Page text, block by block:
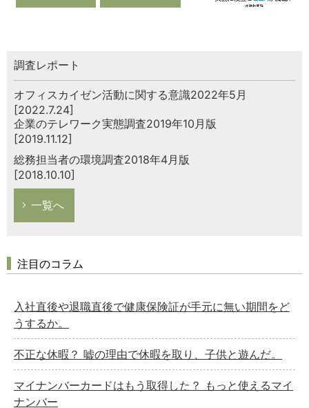
調査レポート
オフィスカイゼン活動に関する意識2022年5月
[2022.7.24]
企業のテレワーク実態調査2019年10月版
[2019.11.12]
総務担当者の環境調査2018年4月版
[2018.10.10]
一覧へ
注目のコラム
入社直後や退職直後で健康保険証が手元に無い期間をど
うするか。
不正な休暇？ 嘘の理由で休暇を取り、子供と遊んだ。
マイナンバーカードはもう取得した？ もっと使えるマイ
ナンバー